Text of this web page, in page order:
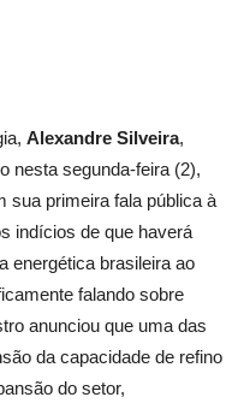
Alexandre Silveira,
nesta segunda-feira (2),
sua primeira fala pública à
indícios de que haverá
energética brasileira ao
falando sobre
anunciou que uma das
da capacidade de refino
do setor,